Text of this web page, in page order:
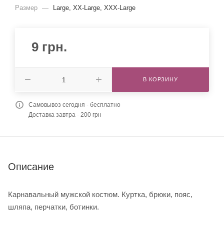
Размер — Large, XX-Large, XXX-Large
9 грн.
В КОРЗИНУ
Самовывоз сегодня - бесплатно
Доставка завтра - 200 грн
Описание
Карнавальный мужской костюм. Куртка, брюки, пояс,
шляпа, перчатки, ботинки.